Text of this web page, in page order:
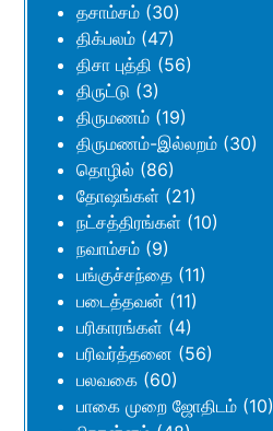
தசாம்சம் (30)
திக்பலம் (47)
திசா புத்தி (56)
திருட்டு (3)
திருமணம் (19)
திருமணம்-இல்லறம் (30)
தொழில் (86)
தோஷங்கள் (21)
நட்சத்திரங்கள் (10)
நவாம்சம் (9)
பங்குச்சந்தை (11)
படைத்தவன் (11)
பரிகாரங்கள் (4)
பரிவர்த்தனை (56)
பலவகை (60)
பாகை முறை ஜோதிடம் (10)